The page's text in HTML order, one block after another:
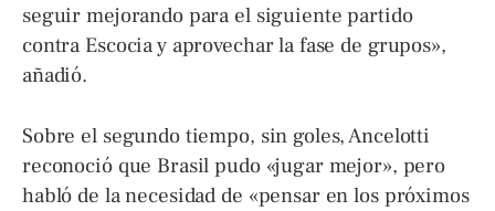
seguir mejorando para el siguiente partido
contra Escocia y aprovechar la fase de grupos»,
añadió.
Sobre el segundo tiempo, sin goles, Ancelotti
reconoció que Brasil pudo «jugar mejor», pero
habló de la necesidad de «pensar en los próximos